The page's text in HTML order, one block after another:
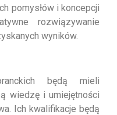
pomysłów i koncepcji
rozwiązywanie
wyników.
będą mieli
wiedzę i umiejętności
Ich kwalifikacje będą